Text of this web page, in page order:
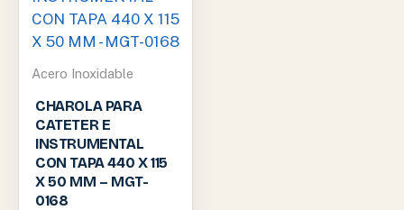
Acero Inoxidable
CHAROLA PARA
CATETER E
INSTRUMENTAL
CON TAPA 440 X 115
X 50 MM – MGT-
0168